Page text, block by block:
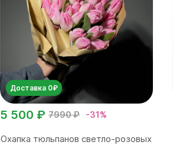
Доставка 0₽
7990 ₽ -31%
5 500 ₽
Охапка тюльпанов светло-розовых